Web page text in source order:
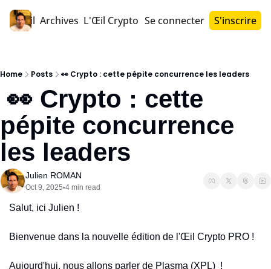
Accueil Archives L'Œil Crypto PRO™Se connecter S'inscrire
Home Posts 👀​ Crypto : cette pépite concurrence les leaders
pépite concurrence
les leaders
Julien ROMAN
Oct 9, 2025•4 min read
Salut, ici Julien !
Bienvenue dans la nouvelle édition de l'Œil Crypto PRO !
Aujourd'hui, nous allons parler de Plasma (XPL)  !